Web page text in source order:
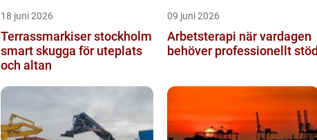
18 juni 2026
Terrassmarkiser stockholm
smart skugga för uteplats
och altan
09 juni 2026
Arbetsterapi när vardagen
behöver professionellt stöd